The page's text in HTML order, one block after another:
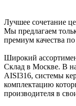
Лучшее сочетание
Мы предлагаем
премиум качества
Широкий
Склад в Москве. В
AISI316, системы
комплектацию
производителя в